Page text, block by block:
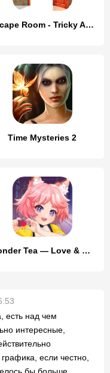
Escape Room - Tricky Adventure
Time Mysteries 2
Wonder Tea — Love & Mysteries
есть над чем
интересные,
если честно,